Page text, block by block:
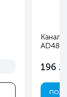
196